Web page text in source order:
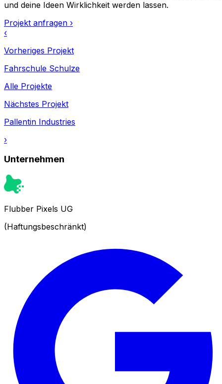
und deine Ideen Wirklichkeit werden lassen.
Projekt anfragen ›
‹
Vorheriges Projekt
Fahrschule Schulze
Alle Projekte
Nächstes Projekt
Pallentin Industries
›
Unternehmen
Flubber Pixels UG
(Haftungsbeschränkt)